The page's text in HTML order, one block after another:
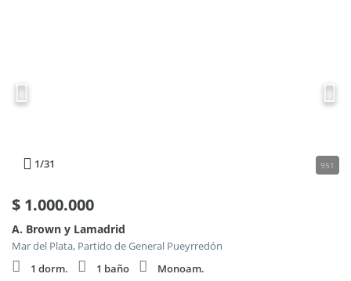
1/31 951
$ 1.000.000
A. Brown y Lamadrid
Mar del Plata, Partido de General Pueyrredón
1 dorm.
1 baño
Monoam.